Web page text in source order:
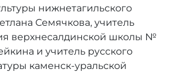
нижнетагильского
Семячкова, учитель
верхнесалдинской школы №
и учитель русского
каменск-уральской